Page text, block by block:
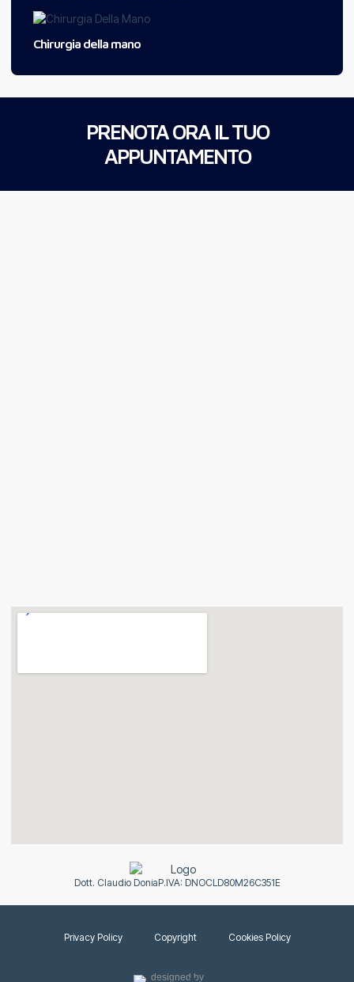
Chirurgia della mano
PRENOTA ORA IL TUO
APPUNTAMENTO
Dott. Claudio DoniaP.IVA: DNOCLD80M26C351E
Privacy Policy Copyright Cookies Policy
designed by